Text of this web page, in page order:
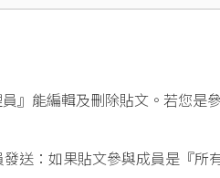
』能編輯及刪除貼文。若您是
送：如果貼文參與成員是『所